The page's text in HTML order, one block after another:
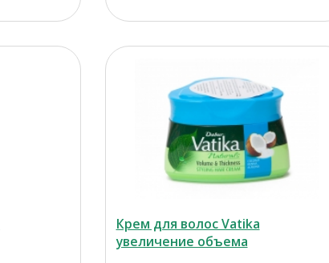
Крем для волос Vatika
увеличение объема